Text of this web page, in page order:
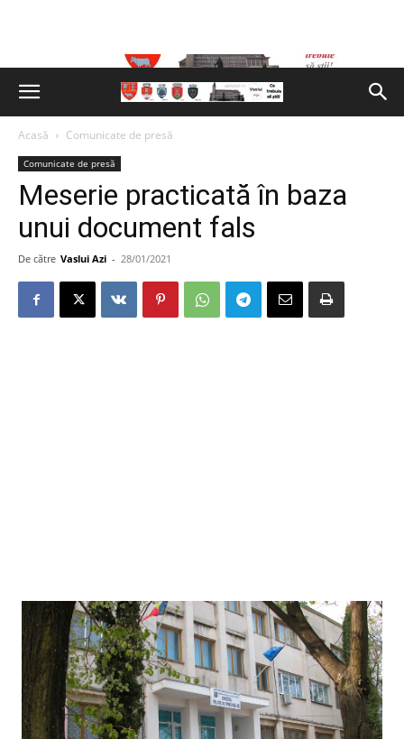
Acasă Comunicate de presă
Comunicate de presă
Meserie practicată în baza
unui document fals
De către Vaslui Azi - 28/01/2021